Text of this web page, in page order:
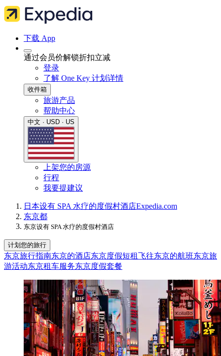
下载 App
通过会员价解锁折扣立减
登录
了解 One Key 计划详情
收件箱
旅游产品
帮助中心
中文 · USD · US
上架您的房源
行程
我要提建议
日本设有 SPA 水疗的度假村酒店Expedia.com
东京都
东京设有 SPA 水疗的度假村酒店​
计划您的旅行
东京旅行指南东京的酒店东京度假短租飞往东京的航班东京旅
游活动东京租车服务东京度假套餐